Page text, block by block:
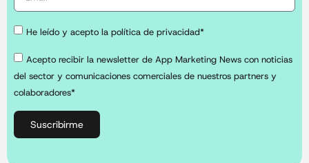
He leído y acepto la política de privacidad*
Acepto recibir la newsletter de App Marketing News con noticias
del sector y comunicaciones comerciales de nuestros partners y
colaboradores*
Suscribirme